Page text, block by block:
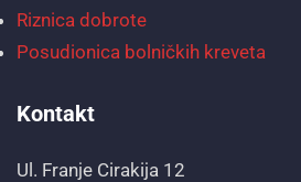
Riznica dobrote
Posudionica bolničkih kreveta
Kontakt
Ul. Franje Cirakija 12